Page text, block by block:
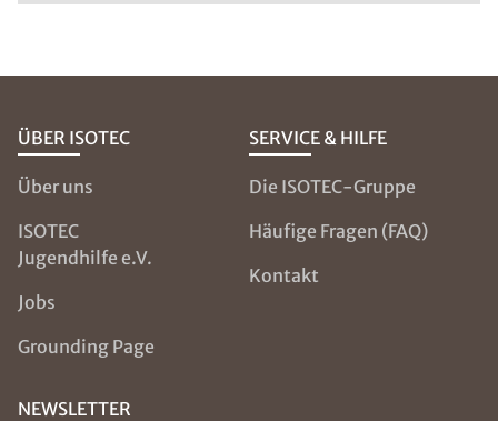
ÜBER ISOTEC
Über uns
ISOTEC
Jugendhilfe e.V.
Jobs
Grounding Page
SERVICE & HILFE
Die ISOTEC-Gruppe
Häufige Fragen (FAQ)
Kontakt
NEWSLETTER